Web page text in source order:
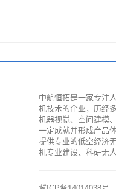
中航恒拓是一家专注
机技术的企业，历经
机器视觉、空间建模
一定成就并形成产品
提供专业的低空经济
机专业建设、科研无